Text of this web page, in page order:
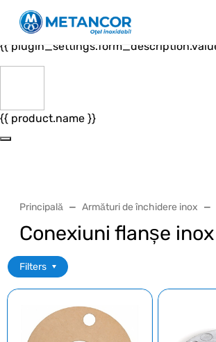
Close
{{ plugin_settings.form_header.value }}
{{
{{ product.name }}
Principală Armături de închidere inox
Conexiuni flanșe inox
Filters